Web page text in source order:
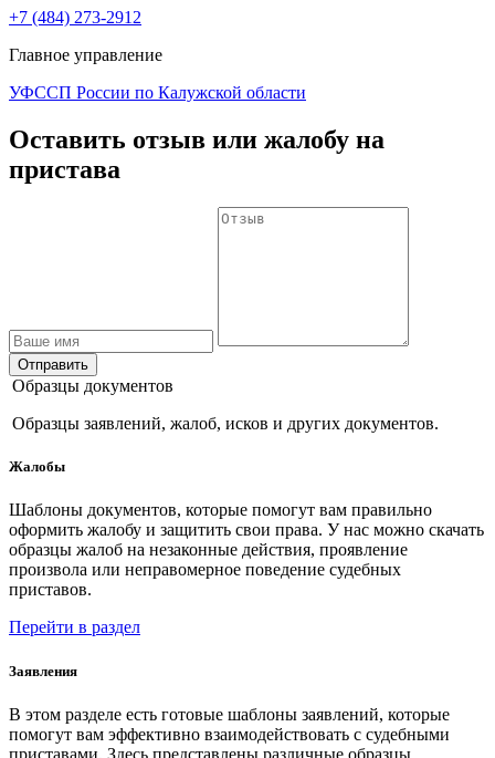
+7 (484) 273-2912
Главное управление
УФССП России по Калужской области
Оставить отзыв или жалобу на
пристава
Отправить
Образцы документов
Образцы заявлений, жалоб, исков и других документов.
Жалобы
Шаблоны документов, которые помогут вам правильно
оформить жалобу и защитить свои права. У нас можно скачать
образцы жалоб на незаконные действия, проявление
произвола или неправомерное поведение судебных
приставов.
Перейти в раздел
Заявления
В этом разделе есть готовые шаблоны заявлений, которые
помогут вам эффективно взаимодействовать с судебными
приставами. Здесь представлены различные образцы